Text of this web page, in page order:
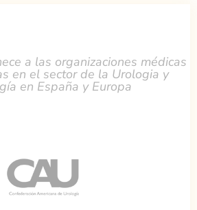
a las organizaciones médicas
en el sector de la Urologia y
en España y Europa